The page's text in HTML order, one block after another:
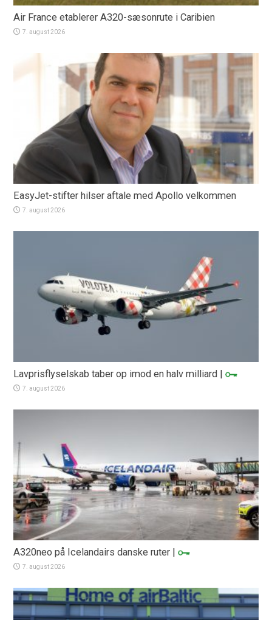
Air France etablerer A320-sæsonrute i Caribien
7. august 2026
EasyJet-stifter hilser aftale med Apollo velkommen
7. august 2026
Lavprisflyselskab taber op imod en halv milliard |
7. august 2026
A320neo på Icelandairs danske ruter |
7. august 2026